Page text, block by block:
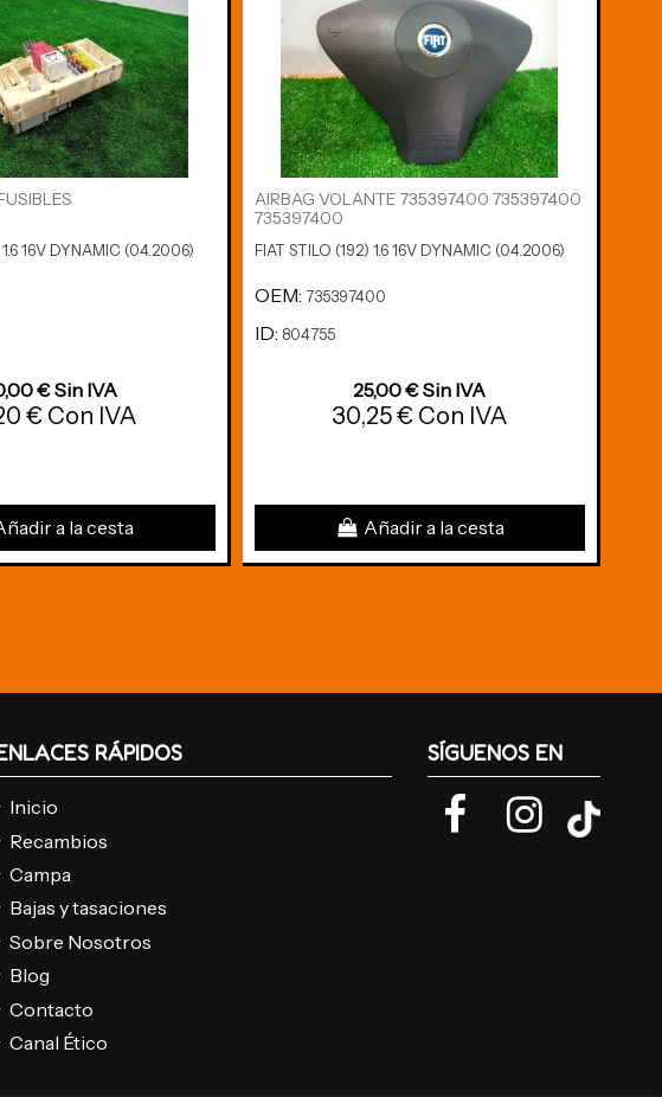
1.6 16V DYNAMIC (04.2006)
€ Sin IVA
€ Con IVA
a la cesta
AIRBAG VOLANTE 735397400 735397400
735397400
FIAT STILO (192) 1.6 16V DYNAMIC (04.2006)
OEM: 735397400
ID: 804755
25,00 € Sin IVA
30,25 € Con IVA
Añadir a la cesta
RÁPIDOS
Inicio
Recambios
Campa
Bajas y tasaciones
Sobre Nosotros
Blog
Contacto
Canal Ético
SÍGUENOS EN